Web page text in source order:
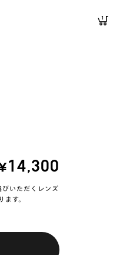
1
びいただくレンズ
ます。